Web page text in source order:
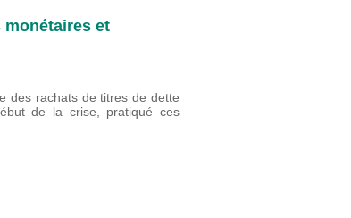
monétaires et
des rachats de titres de dette
de la crise, pratiqué ces